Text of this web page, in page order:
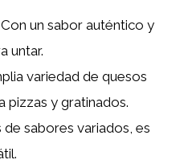
Con un sabor auténtico y
untar.
variedad de quesos
pizzas y gratinados.
sabores variados, es